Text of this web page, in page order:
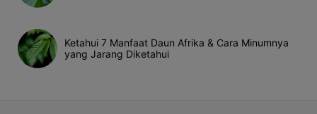
Ketahui 7 Manfaat Daun Afrika & Cara Minumnya
yang Jarang Diketahui